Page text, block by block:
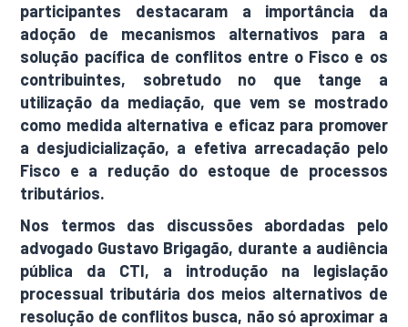
participantes destacaram a importância da
adoção de mecanismos alternativos para a
solução pacífica de conflitos entre o Fisco e os
contribuintes, sobretudo no que tange a
utilização da mediação, que vem se mostrado
como medida alternativa e eficaz para promover
a desjudicialização, a efetiva arrecadação pelo
Fisco e a redução do estoque de processos
tributários.
Nos termos das discussões abordadas pelo
advogado Gustavo Brigagão, durante a audiência
pública da CTI, a introdução na legislação
processual tributária dos meios alternativos de
resolução de conflitos busca, não só aproximar a